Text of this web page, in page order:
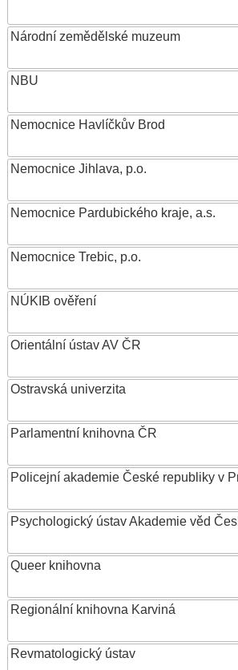
Národní zemědělské muzeum
NBU
Nemocnice Havlíčkův Brod
Nemocnice Jihlava, p.o.
Nemocnice Pardubického kraje, a.s.
Nemocnice Trebic, p.o.
NÚKIB ověření
Orientální ústav AV ČR
Ostravská univerzita
Parlamentní knihovna ČR
Policejní akademie České republiky v
Psychologický ústav Akademie věd
Queer knihovna
Regionální knihovna Karviná
Revmatologický ústav